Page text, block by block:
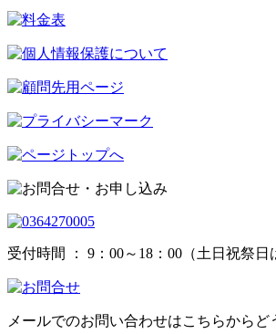
受付時間 ： 9：00～18：00（土日祝祭日
メールでのお問い合わせはこちらからど